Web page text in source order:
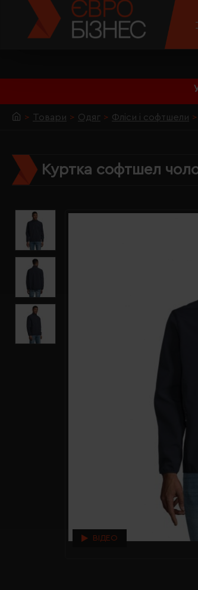
Товари Одяг Фліси і софтшели
Куртка софтшел
ВІДЕО